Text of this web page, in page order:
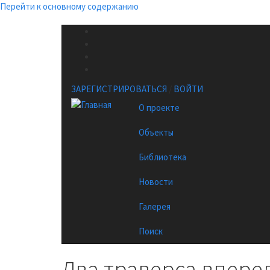
Перейти к основному содержанию
ЗАРЕГИСТРИРОВАТЬСЯ
ВОЙТИ
О проекте
Объекты
Библиотека
Новости
Галерея
Поиск